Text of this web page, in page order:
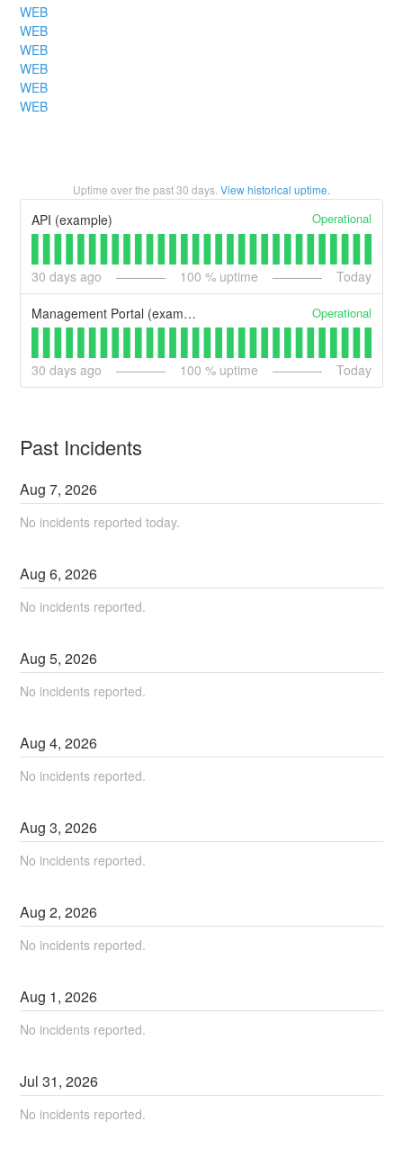
WEB
WEB
WEB
WEB
WEB
WEB
Uptime over the past30 days. View historical uptime.
API (example) Operational
30 days ago 100 % uptime Today
Management Portal (example) Operational
30 days ago 100 % uptime Today
Past Incidents
Aug7,2026
No incidents reported today.
Aug6,2026
No incidents reported.
Aug5,2026
No incidents reported.
Aug4,2026
No incidents reported.
Aug3,2026
No incidents reported.
Aug2,2026
No incidents reported.
Aug 1,2026
No incidents reported.
Jul31,2026
No incidents reported.